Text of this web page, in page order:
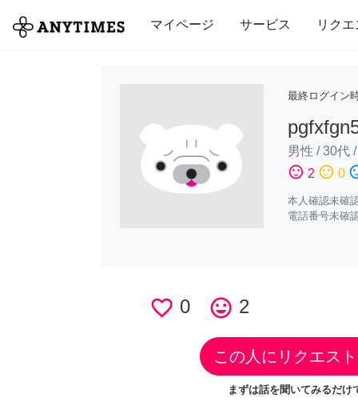
マイページ サービス リクエ
全て 修理・組立 家事 引っ越し
最終ログイン
男性 /30代 /
sentiment_satisfied 2 sentiment_neutral 0
本人確認未確
電話番号未確
favorite_border 0 tag_faces 2
この人にリクエス
まずは話を聞いてみるだけ